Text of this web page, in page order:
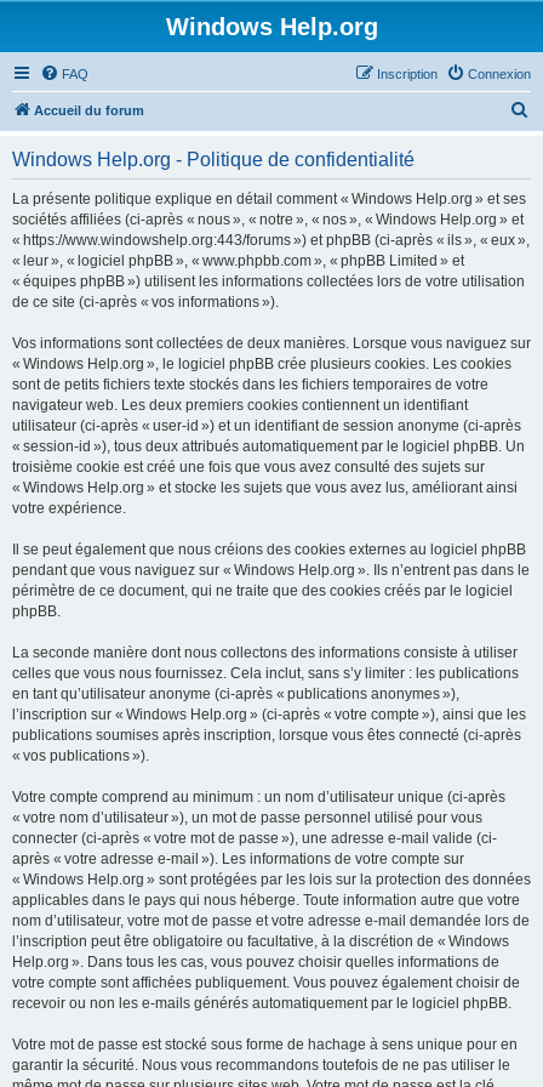
Windows Help.org
FAQ Connexion
Inscription
Accueil du forum
e
Windows Help.org - Politique de confidentialité
La présente politique explique en détail comment « Windows Help.org » et ses
sociétés affiliées (ci-après « nous », « notre », « nos », « Windows Help.org » et
« https://www.windowshelp.org:443/forums ») et phpBB (ci-après « ils », « eux »,
« leur », « logiciel phpBB », « www.phpbb.com », « phpBB Limited » et
« équipes phpBB ») utilisent les informations collectées lors de votre utilisation
de ce site (ci-après « vos informations »).
Vos informations sont collectées de deux manières. Lorsque vous naviguez sur
« Windows Help.org », le logiciel phpBB crée plusieurs cookies. Les cookies
sont de petits fichiers texte stockés dans les fichiers temporaires de votre
navigateur web. Les deux premiers cookies contiennent un identifiant
utilisateur (ci-après « user-id ») et un identifiant de session anonyme (ci-après
« session-id »), tous deux attribués automatiquement par le logiciel phpBB. Un
troisième cookie est créé une fois que vous avez consulté des sujets sur
« Windows Help.org » et stocke les sujets que vous avez lus, améliorant ainsi
votre expérience.
Il se peut également que nous créions des cookies externes au logiciel phpBB
pendant que vous naviguez sur « Windows Help.org ». Ils n’entrent pas dans le
périmètre de ce document, qui ne traite que des cookies créés par le logiciel
phpBB.
La seconde manière dont nous collectons des informations consiste à utiliser
celles que vous nous fournissez. Cela inclut, sans s’y limiter : les publications
en tant qu’utilisateur anonyme (ci-après « publications anonymes »),
l’inscription sur « Windows Help.org » (ci-après « votre compte »), ainsi que les
publications soumises après inscription, lorsque vous êtes connecté (ci-après
« vos publications »).
Votre compte comprend au minimum : un nom d’utilisateur unique (ci-après
« votre nom d’utilisateur »), un mot de passe personnel utilisé pour vous
connecter (ci-après « votre mot de passe »), une adresse e-mail valide (ci-
après « votre adresse e-mail »). Les informations de votre compte sur
« Windows Help.org » sont protégées par les lois sur la protection des données
applicables dans le pays qui nous héberge. Toute information autre que votre
nom d’utilisateur, votre mot de passe et votre adresse e-mail demandée lors de
l’inscription peut être obligatoire ou facultative, à la discrétion de « Windows
Help.org ». Dans tous les cas, vous pouvez choisir quelles informations de
votre compte sont affichées publiquement. Vous pouvez également choisir de
recevoir ou non les e-mails générés automatiquement par le logiciel phpBB.
Votre mot de passe est stocké sous forme de hachage à sens unique pour en
garantir la sécurité. Nous vous recommandons toutefois de ne pas utiliser le